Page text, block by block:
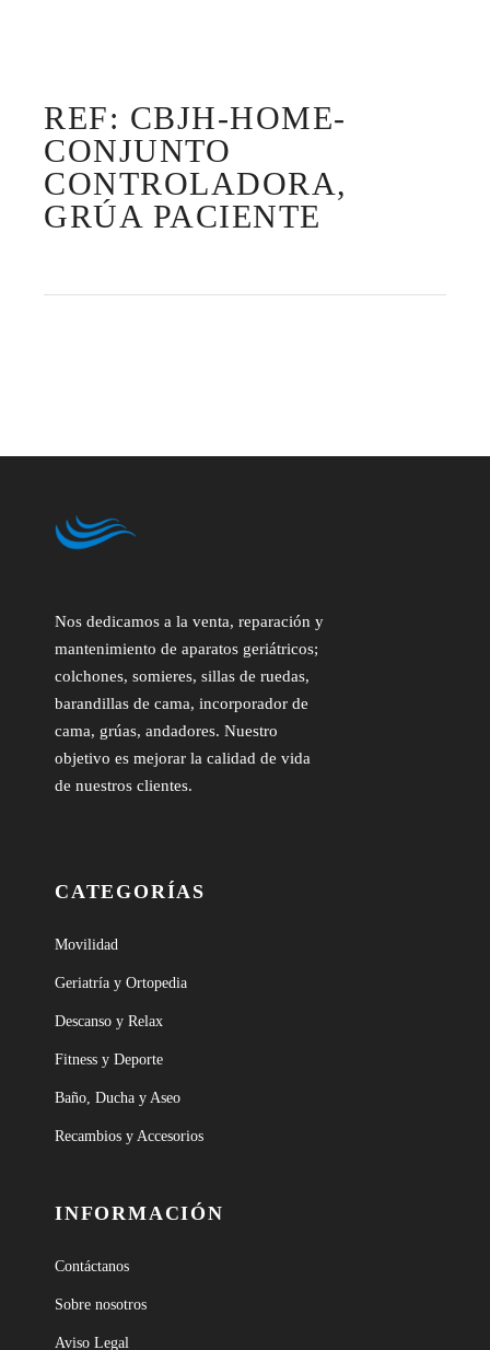
REF: CBJH-HOME-
CONJUNTO
CONTROLADORA,
GRÚA PACIENTE
Nos dedicamos a la venta, reparación y
mantenimiento de aparatos geriátricos;
colchones, somieres, sillas de ruedas,
barandillas de cama, incorporador de
cama, grúas, andadores. Nuestro
objetivo es mejorar la calidad de vida
de nuestros clientes.
CATEGORÍAS
Movilidad
Geriatría y Ortopedia
Descanso y Relax
Fitness y Deporte
Baño, Ducha y Aseo
Recambios y Accesorios
INFORMACIÓN
Contáctanos
Sobre nosotros
Aviso Legal